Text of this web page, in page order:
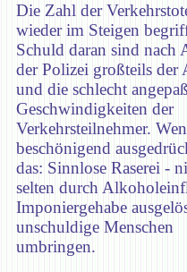
Die Zahl der
wieder im Steigen
Schuld daran sind nach
der Polizei großteils der
und die schlecht
Geschwindigkeiten der
Verkehrsteilnehmer.
beschönigend
das: Sinnlose Raserei -
selten durch
Imponiergehabe
unschuldige Menschen
umbringen.